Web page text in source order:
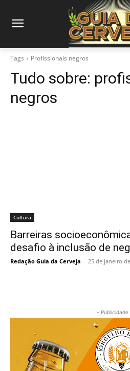
Tags Profissionais negros
Tudo sobre:
negros
Cultura
Barreiras
desafio à inclusão de
Redação Guia da Cerveja - 25 de janeiro
- Publicidade